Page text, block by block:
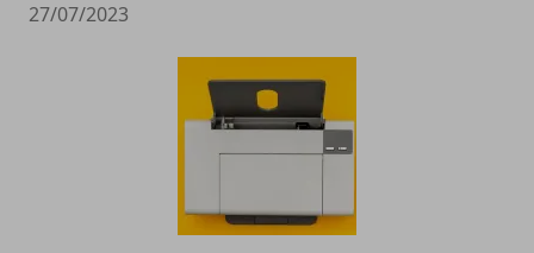
27/07/2023